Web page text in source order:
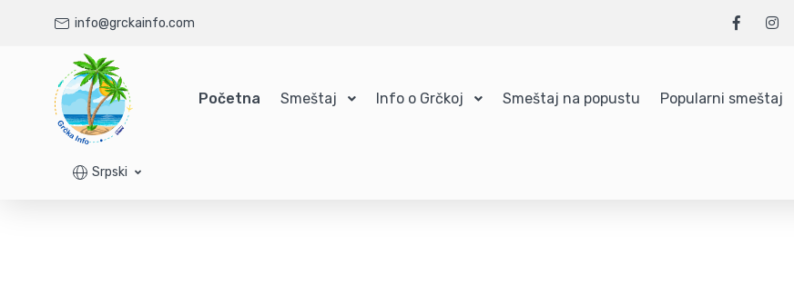
info@grckainfo.com
Početna Smeštaj Info o Grčkoj Smeštaj na popustu Popularni smeštaj
Srpski